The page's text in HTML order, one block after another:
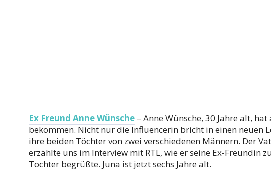
Ex Freund Anne Wünsche – Anne Wünsche, 30 Jahre alt,
bekommen. Nicht nur die Influencerin bricht in einen neuen
ihre beiden Töchter von zwei verschiedenen Männern. Der
erzählte uns im Interview mit RTL, wie er seine Ex-Freundin
Tochter begrüßte. Juna ist jetzt sechs Jahre alt.